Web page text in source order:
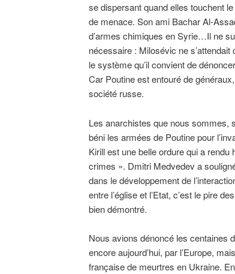
se dispersant quand elles touchent
de menace. Son ami Bachar Al-
d’armes chimiques en Syrie…Il ne
nécessaire : Milosévic ne
le système qu’il convient de
Car Poutine est entouré de
société russe.
Les anarchistes que nous sommes,
béni les armées de Poutine pour
Kirill est une belle ordure qui a
crimes ». Dmitri Medvedev a
dans le développement de
entre l’église et l’Etat, c’est le pire
bien démontré.
Nous avions dénoncé les centaines
encore aujourd’hui, par l’Europe,
française de meurtres en Ukraine.